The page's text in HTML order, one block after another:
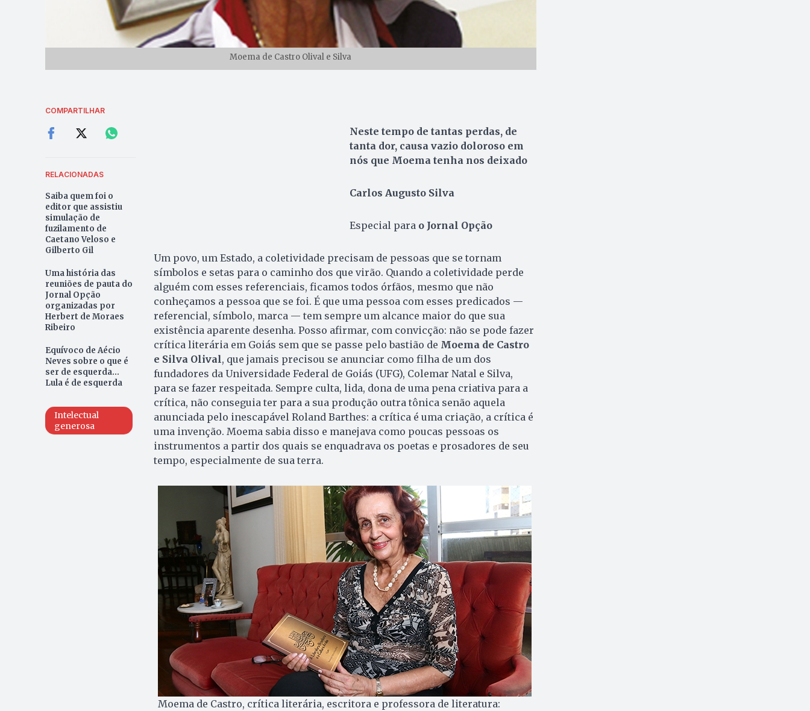
Moema de Castro Olival e Silva
COMPARTILHAR
RELACIONADAS
Saiba quem foi o
editor que assistiu
simulação de
fuzilamento de
Caetano Veloso e
Gilberto Gil
Uma história das
reuniões de pauta do
Jornal Opção
organizadas por
Herbert de Moraes
Ribeiro
Equívoco de Aécio
Neves sobre o que é
ser de esquerda...
Lula é de esquerda
Intelectual
generosa
Neste tempo de tantas perdas, de
tanta dor, causa vazio doloroso em
nós que Moema tenha nos deixado
Carlos Augusto Silva
Especial para o Jornal Opção
Um povo, um Estado, a coletividade precisam de pessoas que se tornam
símbolos e setas para o caminho dos que virão. Quando a coletividade perde
alguém com esses referenciais, ficamos todos órfãos, mesmo que não
conheçamos a pessoa que se foi. É que uma pessoa com esses predicados —
referencial, símbolo, marca — tem sempre um alcance maior do que sua
existência aparente desenha. Posso afirmar, com convicção: não se pode fazer
crítica literária em Goiás sem que se passe pelo bastião de Moema de Castro
e Silva Olival, que jamais precisou se anunciar como filha de um dos
fundadores da Universidade Federal de Goiás (UFG), Colemar Natal e Silva,
para se fazer respeitada. Sempre culta, lida, dona de uma pena criativa para a
crítica, não conseguia ter para a sua produção outra tônica senão aquela
anunciada pelo inescapável Roland Barthes: a crítica é uma criação, a crítica é
uma invenção. Moema sabia disso e manejava como poucas pessoas os
instrumentos a partir dos quais se enquadrava os poetas e prosadores de seu
tempo, especialmente de sua terra.
Moema de Castro, crítica literária, escritora e professora de literatura: